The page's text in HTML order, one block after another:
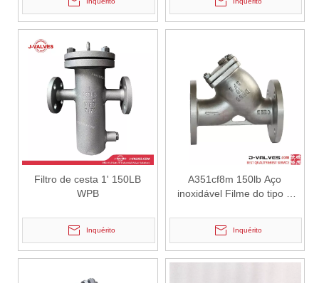
2026-06-30
J-VALVES fabrica válvulas macho de aço duplex 150LB UB6 de
Filtro de cesta 1' 150LB
WPB
Inquérito
A351cf8m 150lb Aço
inoxidável Filme do tipo Y
Inquérito